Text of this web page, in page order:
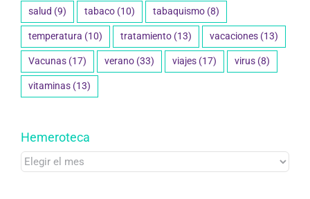
salud (9) tabaco (10) tabaquismo (8)
temperatura (10) tratamiento (13) vacaciones (13)
Vacunas (17) verano (33) viajes (17) virus (8)
vitaminas (13)
Hemeroteca
Hemeroteca